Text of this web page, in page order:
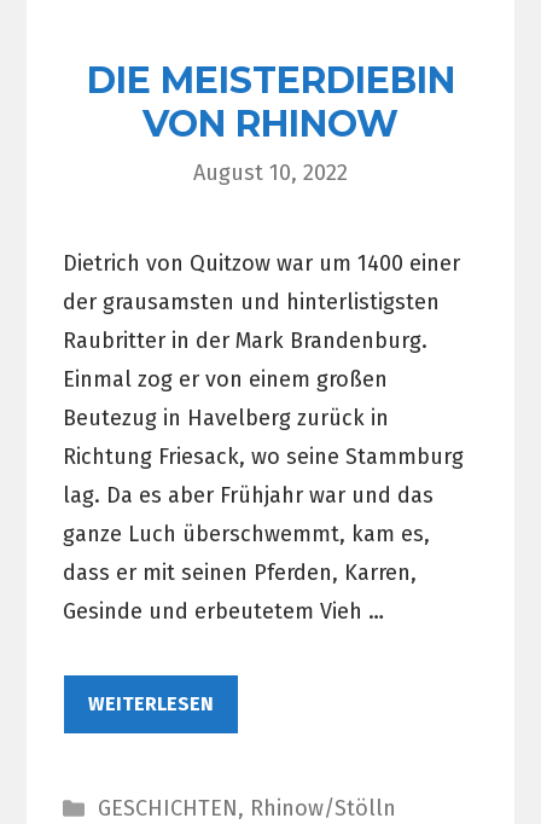
DIE MEISTERDIEBIN
VON RHINOW
August 10, 2022
Dietrich von Quitzow war um 1400 einer
der grausamsten und hinterlistigsten
Raubritter in der Mark Brandenburg.
Einmal zog er von einem großen
Beutezug in Havelberg zurück in
Richtung Friesack, wo seine Stammburg
lag. Da es aber Frühjahr war und das
ganze Luch überschwemmt, kam es,
dass er mit seinen Pferden, Karren,
Gesinde und erbeutetem Vieh …
WEITERLESEN
Kategorien
GESCHICHTEN, Rhinow/Stölln